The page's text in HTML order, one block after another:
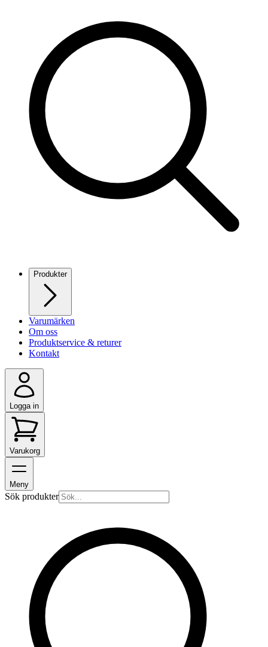
Produkter
Varumärken
Om oss
Produktservice & returer
Kontakt
Logga in
Varukorg
Meny
Sök produkter